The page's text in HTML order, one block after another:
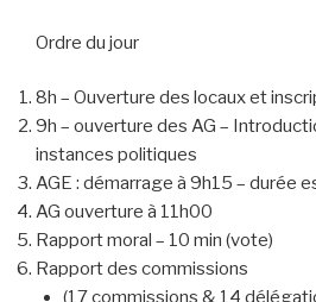
Ordre du jour
8h – Ouverture des locaux et
9h – ouverture des AG –
instances politiques
AGE : démarrage à 9h15 – durée
AG ouverture à 11h00
Rapport moral – 10 min (vote)
Rapport des commissions
(17 commissions & 14